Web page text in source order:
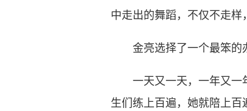
中走出的舞蹈，不仅不走样
金亮选择了一个最笨的
一天又一天，一年又一年
生们练上百遍，她就陪上